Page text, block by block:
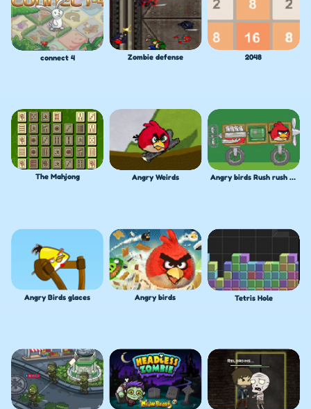
connect 4 Zombie defense 2048
The Mahjong Angry Weirds Angry birds Rush rush rush
Angry Birds glaces Angry birds Tetris Hole